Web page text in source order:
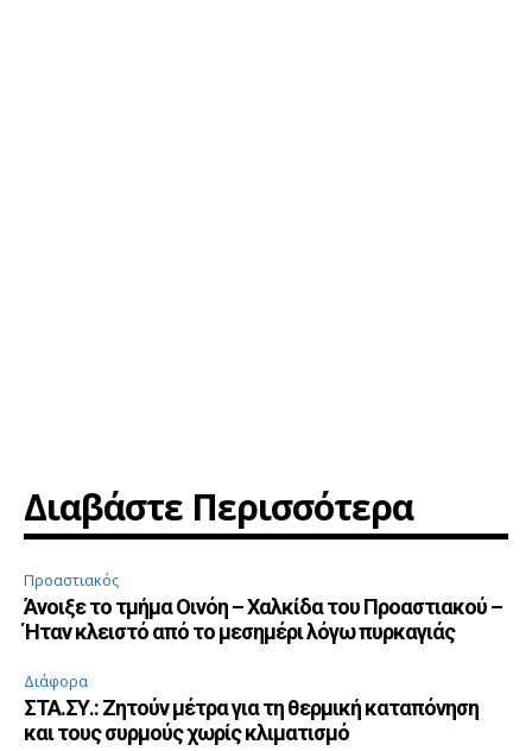
Διαβάστε Περισσότερα
Προαστιακός
Άνοιξε το τμήμα Οινόη – Χαλκίδα του Προαστιακού –
Ήταν κλειστό από το μεσημέρι λόγω πυρκαγιάς
Διάφορα
ΣΤΑ.ΣΥ.: Ζητούν μέτρα για τη θερμική καταπόνηση
και τους συρμούς χωρίς κλιματισμό